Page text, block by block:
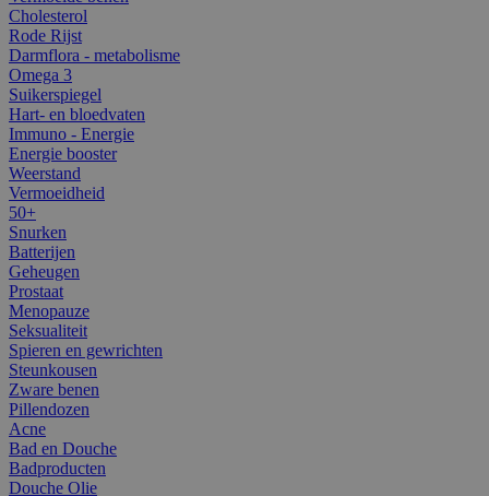
Cholesterol
Rode Rijst
Darmflora - metabolisme
Omega 3
Suikerspiegel
Hart- en bloedvaten
Immuno - Energie
Energie booster
Weerstand
Vermoeidheid
50+
Snurken
Batterijen
Geheugen
Prostaat
Menopauze
Seksualiteit
Spieren en gewrichten
Steunkousen
Zware benen
Pillendozen
Acne
Bad en Douche
Badproducten
Douche Olie